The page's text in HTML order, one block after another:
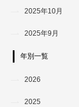
2025年10月
2025年9月
年別一覧
2026
2025